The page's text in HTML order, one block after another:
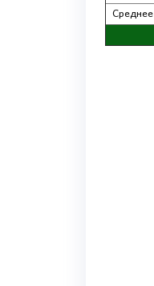
Среднее